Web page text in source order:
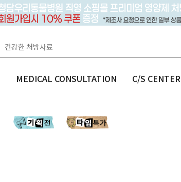
MEDICAL CONSULTATION C/S CENTER